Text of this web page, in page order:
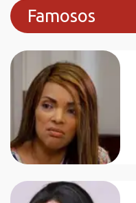
Famosos